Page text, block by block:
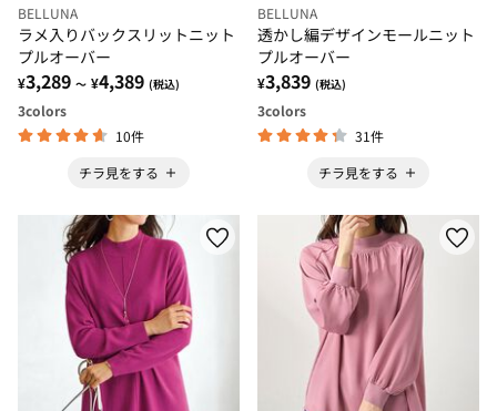
BELLUNA
ラメ入りバックスリットニット
プルオーバー
¥3,289 ～ ¥4,389 (税込)
3colors
10件
チラ見をする
BELLUNA
透かし編デザインモールニット
プルオーバー
¥3,839 (税込)
3colors
31件
チラ見をする